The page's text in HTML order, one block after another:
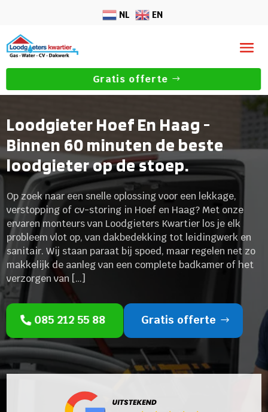
NL EN
Gratis offerte
Loodgieter Hoef En Haag -
Binnen 60 minuten de beste
loodgieter op de stoep.
Op zoek naar een snelle oplossing voor een lekkage,
verstopping of cv-storing in Hoef en Haag? Met onze
ervaren monteurs van Loodgieters Kwartier los je elk
probleem vlot op, van dakbedekking tot leidingwerk en
sanitair. Wij staan paraat bij spoed, maar regelen net zo
makkelijk de aanleg van een complete badkamer of het
verzorgen van […]
085 212 55 88 Gratis offerte